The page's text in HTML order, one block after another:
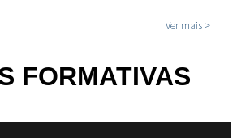
Ver mais >
FORMATIVAS